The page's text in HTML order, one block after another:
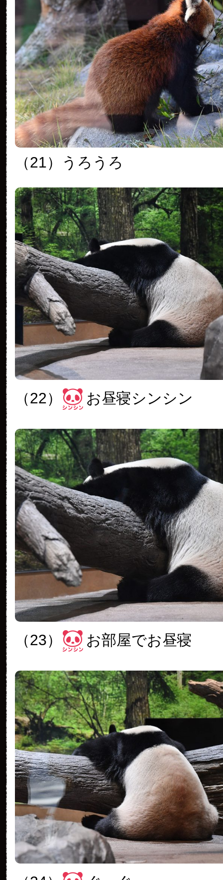
（21）うろうろ
（22） お昼寝シンシン
（23） お部屋でお昼寝